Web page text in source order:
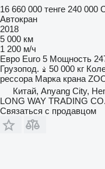
16 660 000 тенге 240 000
Автокран
2018
5 000 км
1 200 м/ч
Евро Euro 5 Мощность
Грузопод.
50 000 кг
рессора Марка крана
Китай, Anyang City,
LONG WAY TRADING
Связаться с продавцом